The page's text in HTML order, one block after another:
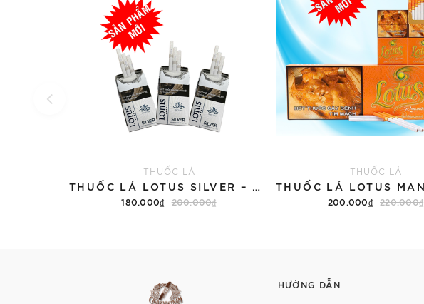
THUỐC LÁ
THUỐC LÁ LOTUS SILVER – DM83NĐ (TÚT)
180.000₫ 200.000₫
THUỐC LÁ
200.000₫ 220.000₫
HƯỚNG DẪN